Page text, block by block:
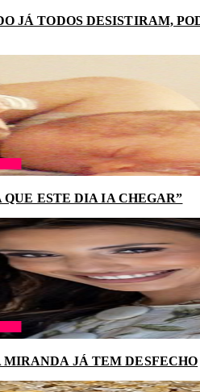
JÁ TODOS DESISTIRAM,
ESTE DIA IA CHEGAR”
MIRANDA JÁ TEM DESFECHO